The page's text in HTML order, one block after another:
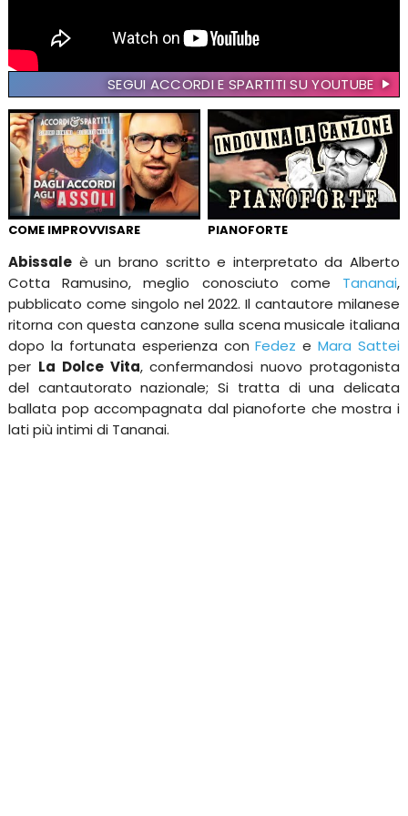
SEGUI ACCORDI E SPARTITI SU YOUTUBE
COME IMPROVVISARE PIANOFORTE
Abissaleè un brano scritto e interpretato da Alberto
Cotta Ramusino, meglio conosciuto come Tananai,
pubblicato come singolo nel 2022. Il cantautore milanese
ritorna con questa canzone sulla scena musicale italiana
dopo la fortunata esperienza conFedez eMara Sattei
per La Dolce Vita, confermandosi nuovo protagonista
del cantautorato nazionale; Si tratta di una delicata
ballata pop accompagnata dal pianoforte che mostra i
lati più intimi di Tananai.